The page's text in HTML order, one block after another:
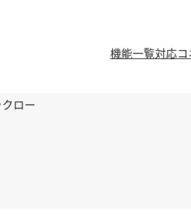
機能一覧対応コ
クロー